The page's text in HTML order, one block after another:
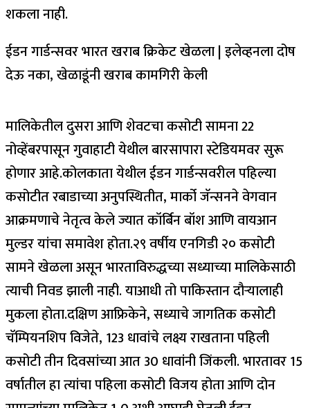
शकला नाही.
ईडन गार्डन्सवर भारत खराब क्रिकेट खेळला | इलेव्हनला दोष
देऊ नका, खेळाडूंनी खराब कामगिरी केली
मालिकेतील दुसरा आणि शेवटचा कसोटी सामना 22
नोव्हेंबरपासून गुवाहाटी येथील बारसापारा स्टेडियमवर सुरू
होणार आहे.कोलकाता येथील ईडन गार्डन्सवरील पहिल्या
कसोटीत रबाडाच्या अनुपस्थितीत, मार्को जॅन्सनने वेगवान
आक्रमणाचे नेतृत्व केले ज्यात कॉर्बिन बॉश आणि वायआन
मुल्डर यांचा समावेश होता.२९ वर्षीय एनगिडी २० कसोटी
सामने खेळला असून भारताविरुद्धच्या सध्याच्या मालिकेसाठी
त्याची निवड झाली नाही. याआधी तो पाकिस्तान दौऱ्यालाही
मुकला होता.दक्षिण आफ्रिकेने, सध्याचे जागतिक कसोटी
चॅम्पियनशिप विजेते, 123 धावांचे लक्ष्य राखताना पहिली
कसोटी तीन दिवसांच्या आत 30 धावांनी जिंकली. भारतावर 15
वर्षातील हा त्यांचा पहिला कसोटी विजय होता आणि दोन